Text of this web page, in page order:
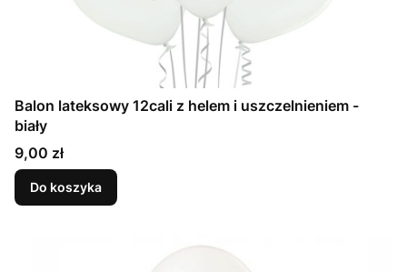
Balon lateksowy 12cali z helem i uszczelnieniem -
biały
Cena
9,00 zł
Do koszyka